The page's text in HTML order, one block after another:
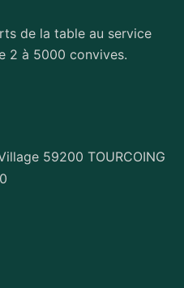
de la table au service
2 à 5000 convives.
59200 TOURCOING